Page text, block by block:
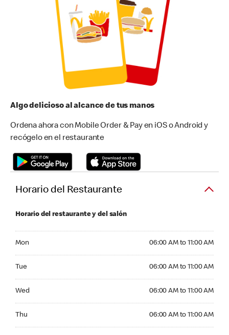
Algo delicioso al alcance de tus manos
Ordena ahora con Mobile Order & Pay en iOS o Android y
recógelo en el restaurante
Horario del Restaurante
Horario del restaurante y del salón
Mon 06:00 AM to 11:00 AM
Tue 06:00 AM to 11:00 AM
Wed 06:00 AM to 11:00 AM
Thu 06:00 AM to 11:00 AM